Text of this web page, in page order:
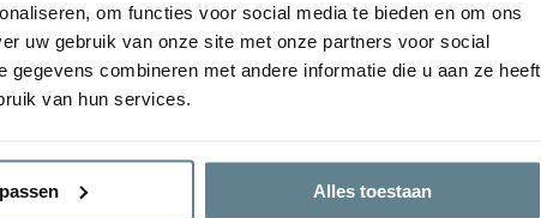
om functies voor social media te bieden en om ons
uw gebruik van onze site met onze partners voor social
combineren met andere informatie die u aan ze heeft
van hun services.
Alles toestaan
Gewicht